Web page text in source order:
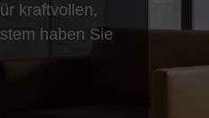
kraftvollen,
haben Sie